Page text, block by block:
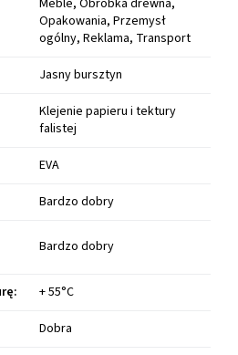
Meble, Obróbka drewna,
Opakowania, Przemysł
ogólny, Reklama, Transport
Jasny bursztyn
Klejenie papieru i tektury
falistej
EVA
Bardzo dobry
Bardzo dobry
:
+ 55°C
Dobra